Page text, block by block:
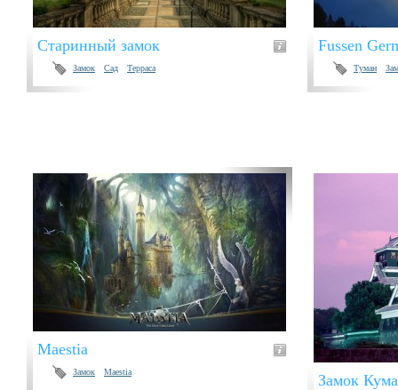
Старинный замок
Замок Сад Терраса
Fussen
Туман
Maestia
Замок Maestia Замок